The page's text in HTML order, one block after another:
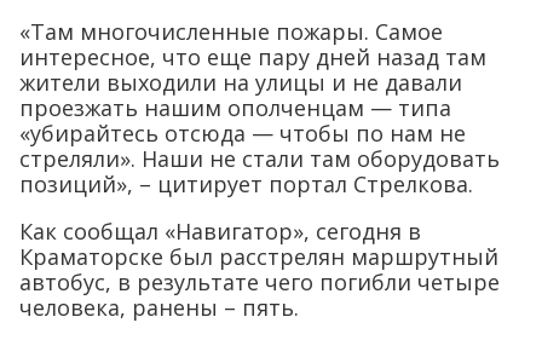
«Там многочисленные пожары. Самое
интересное, что еще пару дней назад там
жители выходили на улицы и не давали
проезжать нашим ополченцам — типа
«убирайтесь отсюда — чтобы по нам не
стреляли». Наши не стали там оборудовать
позиций», – цитирует портал Стрелкова.
Как сообщал «Навигатор», сегодня в
Краматорске был расстрелян маршрутный
автобус, в результате чего погибли четыре
человека, ранены – пять.